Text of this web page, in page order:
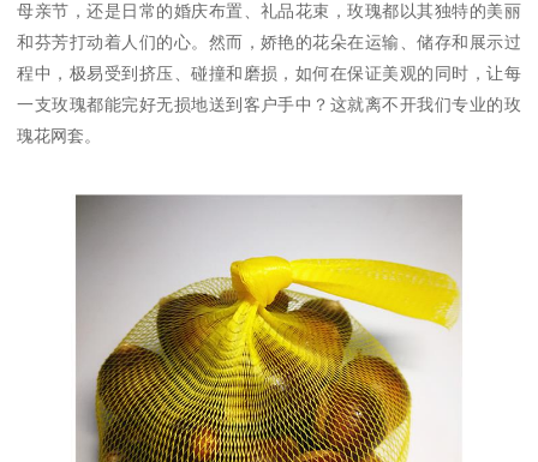
母亲节，还是日常的婚庆布置、礼品花束，玫瑰都以其独特的美丽
和芬芳打动着人们的心。然而，娇艳的花朵在运输、储存和展示过
程中，极易受到挤压、碰撞和磨损，如何在保证美观的同时，让每
一支玫瑰都能完好无损地送到客户手中？这就离不开我们专业的玫
瑰花网套。